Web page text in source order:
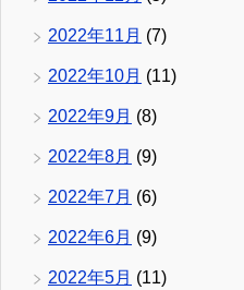
2022年11月 (7)
2022年10月 (11)
2022年9月 (8)
2022年8月 (9)
2022年7月 (6)
2022年6月 (9)
2022年5月 (11)